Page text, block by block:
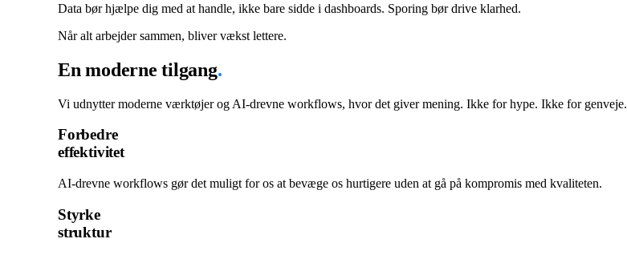
Data bør hjælpe dig med at handle, ikke bare sidde i dashboards. Sporing bør drive klarhed.
Når alt arbejder sammen, bliver vækst lettere.
En moderne tilgang.
Vi udnytter moderne værktøjer og AI-drevne workflows, hvor det giver mening. Ikke for hype. Ikke for genveje.
Forbedre
effektivitet
AI-drevne workflows gør det muligt for os at bevæge os hurtigere uden at gå på kompromis med kvaliteten.
Styrke
struktur